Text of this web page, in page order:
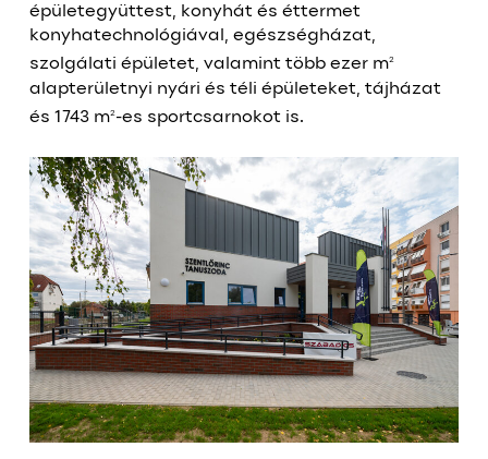
épületegyüttest, konyhát és éttermet
konyhatechnológiával, egészségházat,
szolgálati épületet, valamint több ezer m2
alapterületnyi nyári és téli épületeket, tájházat
és 1743 m2-es sportcsarnokot is.